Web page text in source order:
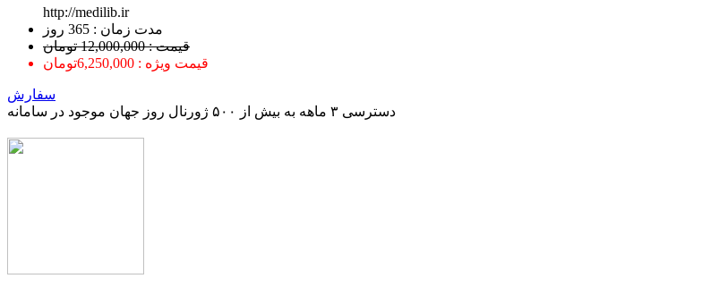
http://medilib.ir
ﻣﺪﺕ ﺯﻣﺎﻥ : 365 ﺭﻭﺯ
قیمت : 12,000,000 تومان
قیمت ویژه : 6,250,000تومان
سفارش
دسترسی ۳ ماهه به بیش از ۵۰۰ ژورنال روز جهان موجود در سامانه